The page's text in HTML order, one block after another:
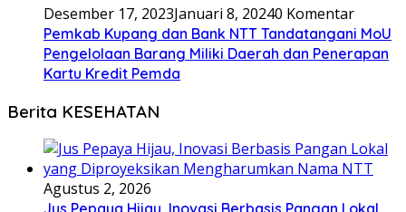
Desember 17, 2023Januari 8, 20240 Komentar
Pemkab Kupang dan Bank NTT Tandatangani MoU
Pengelolaan Barang Miliki Daerah dan Penerapan
Kartu Kredit Pemda
Berita KESEHATAN
Agustus 2, 2026